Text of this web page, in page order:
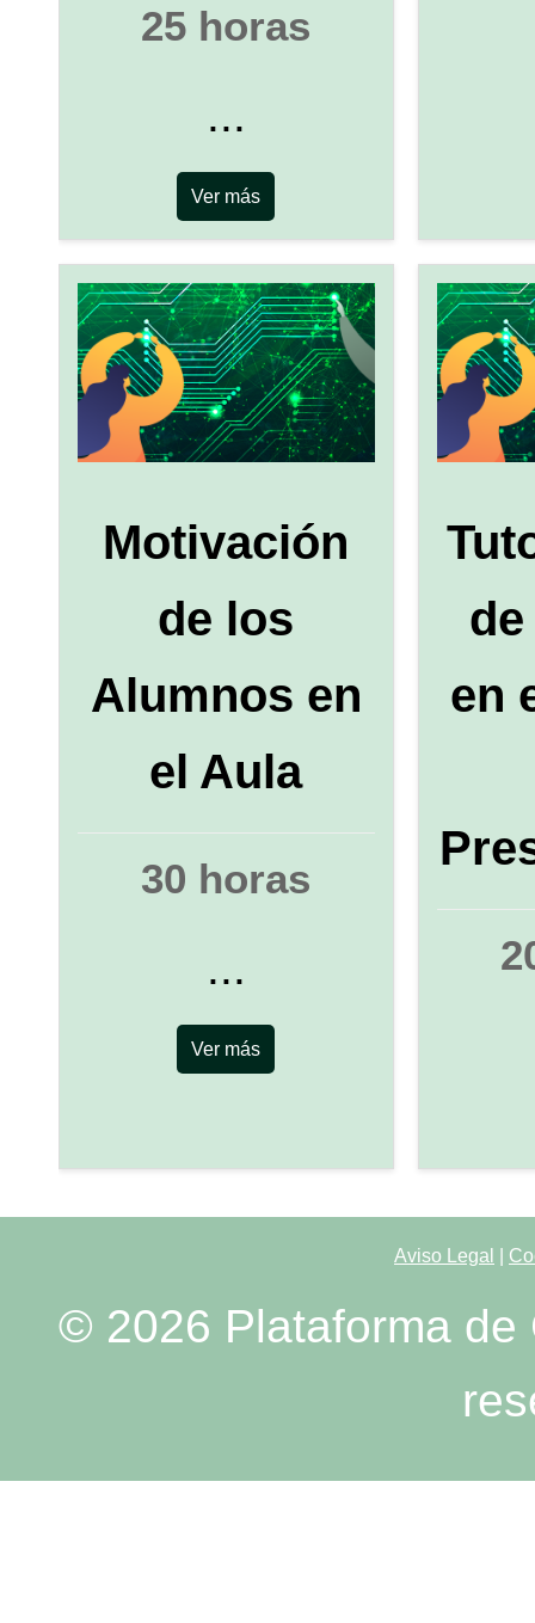
25 horas
...
Ver más
Motivación
de los
Alumnos en
el Aula
30 horas
...
Ver más
en
Aviso Legal
© 2026 Plataforma de